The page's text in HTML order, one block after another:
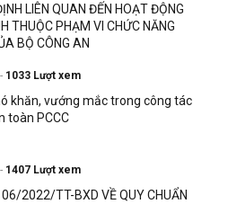
LIÊN QUAN ĐẾN HOẠT ĐỘNG
THUỘC PHẠM VI CHỨC NĂNG
BỘ CÔNG AN
1033 Lượt xem
khăn, vướng mắc trong công tác
toàn PCCC
1407 Lượt xem
2022/TT-BXD VỀ QUY CHUẨN